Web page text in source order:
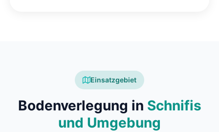
Einsatzgebiet
Bodenverlegung in Schnifis
und Umgebung